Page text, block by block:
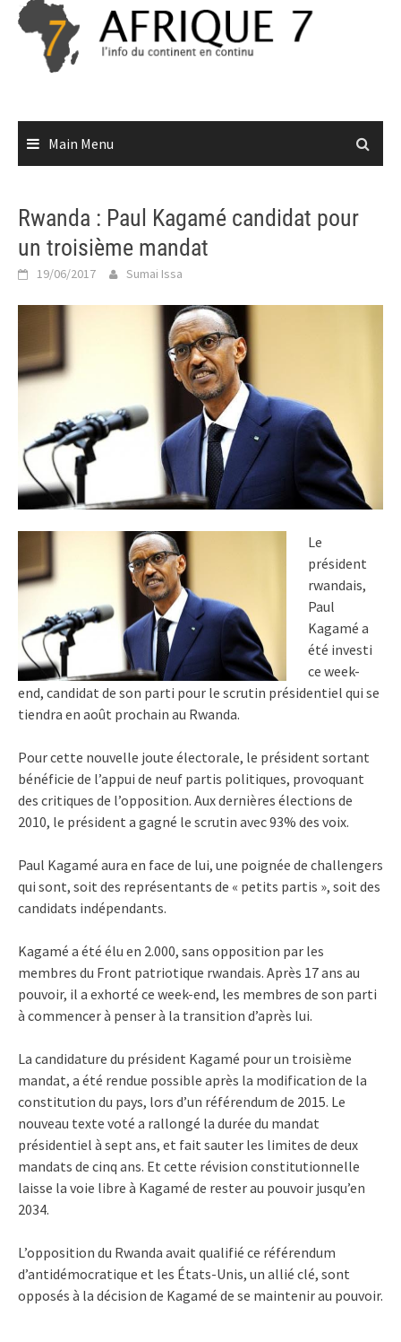
Skip
content
Main Menu
Rwanda : Paul Kagamé candidat pour
un troisième mandat
19/06/2017 Sumai Issa
Le
président
rwandais,
Paul
Kagamé a
été investi
ce week-
end, candidat de son parti pour le scrutin présidentiel qui se
tiendra en août prochain au Rwanda.
Pour cette nouvelle joute électorale, le président sortant
bénéficie de l’appui de neuf partis politiques, provoquant
des critiques de l’opposition. Aux dernières élections de
2010, le président a gagné le scrutin avec 93% des voix.
Paul Kagamé aura en face de lui, une poignée de challengers
qui sont, soit des représentants de « petits partis », soit des
candidats indépendants.
Kagamé a été élu en 2.000, sans opposition par les
membres du Front patriotique rwandais. Après 17 ans au
pouvoir, il a exhorté ce week-end, les membres de son parti
à commencer à penser à la transition d’après lui.
La candidature du président Kagamé pour un troisième
mandat, a été rendue possible après la modification de la
constitution du pays, lors d’un référendum de 2015. Le
nouveau texte voté a rallongé la durée du mandat
présidentiel à sept ans, et fait sauter les limites de deux
mandats de cinq ans. Et cette révision constitutionnelle
laisse la voie libre à Kagamé de rester au pouvoir jusqu’en
2034.
L’opposition du Rwanda avait qualifié ce référendum
d’antidémocratique et les États-Unis, un allié clé, sont
opposés à la décision de Kagamé de se maintenir au pouvoir.